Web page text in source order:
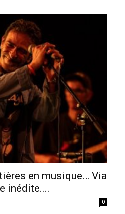
en musique… Via
inédite....
0